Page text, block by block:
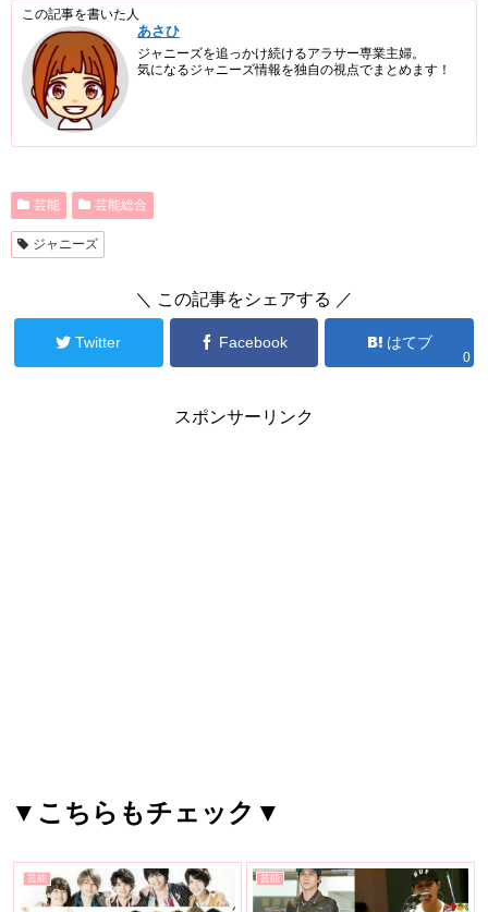
この記事を書いた人
あさひ
ジャニーズを追っかけ続けるアラサー専業主婦。
気になるジャニーズ情報を独自の視点でまとめます！
芸能 芸能総合
ジャニーズ
＼ この記事をシェアする ／
Twitter Facebook はてブ
0
スポンサーリンク
▼こちらもチェック▼
芸能 芸能